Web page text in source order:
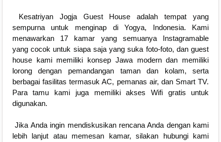
Kesatriyan Jogja Guest House adalah tempat yang
sempurna untuk menginap di Yogya, Indonesia. Kami
menawarkan 17 kamar yang semuanya Instagramable
yang cocok untuk siapa saja yang suka foto-foto, dan guest
house kami memiliki konsep Jawa modern dan memiliki
lorong dengan pemandangan taman dan kolam, serta
berbagai fasilitas termasuk AC, pemanas air, dan Smart TV.
Para tamu kami juga memiliki akses Wifi gratis untuk
digunakan.
Jika Anda ingin mendiskusikan rencana Anda dengan kami
lebih lanjut atau memesan kamar, silakan hubungi kami